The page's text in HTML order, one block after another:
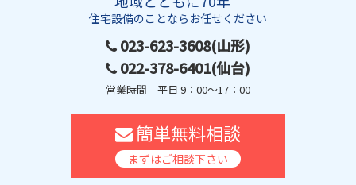
住宅設備のことならお任せください
023-623-3608(山形)
022-378-6401(仙台)
営業時間 平日 9：00～17：00
簡単無料相談
まずはご相談下さい